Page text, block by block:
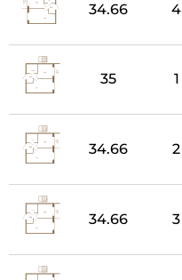
34.66 4
35 1
34.66 2
34.66 3